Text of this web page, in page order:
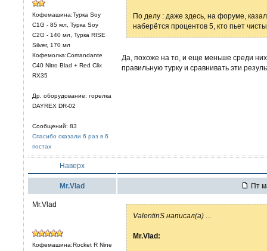
Кофемашина:Турка Soy
C1G - 85 мл, Турка Soy
C2G - 140 мл, Турка RISE
Silver, 170 мл
Кофемолка:Comandante
C40 Nitro Blad + Red Clix
RX35
Др. оборудование: горелка
DAYREX DR-02
Сообщений: 83
Спасибо сказали 6 раз в 6
постах
По делу : даже здесь, на форуме,
наберётся процентов 5, кто пьет
Да, похоже на то, и еще меньше среди них
правильную турку и сравнивать эти
Наверх
Mr.Vlad Пт
Mr.Vlad
Кофемашина:Rocket R Nine
ValentinS написал(а)
Mr.Vlad: